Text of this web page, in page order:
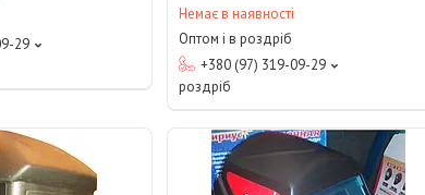
29
Немає в наявності
Оптом і в роздріб
+380 (97) 319-09-29
роздріб